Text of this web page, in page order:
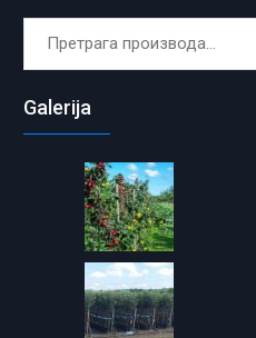
Претрага
Galerija